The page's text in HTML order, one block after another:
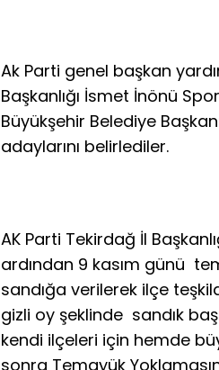
Ak Parti genel başkan
Başkanlığı İsmet İnönü
Büyükşehir Belediye
adaylarını belirlediler.
AK Parti Tekirdağ İl
ardından 9 kasım günü
sandığa verilerek ilçe
gizli oy şeklinde sandık
kendi ilçeleri için hemde
sonra Temayük